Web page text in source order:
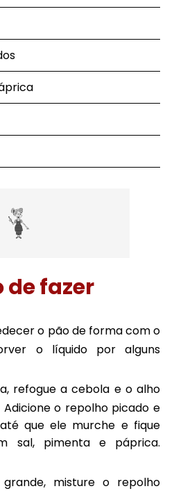
de fazer
o pão de forma com o
o líquido por alguns
refogue a cebola e o alho
o repolho picado e
que ele murche e fique
sal, pimenta e páprica.
misture o repolho